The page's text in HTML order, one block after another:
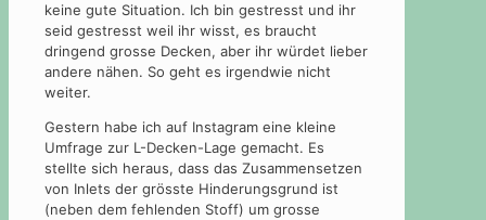
keine gute Situation. Ich bin gestresst und ihr
seid gestresst weil ihr wisst, es braucht
dringend grosse Decken, aber ihr würdet lieber
andere nähen. So geht es irgendwie nicht
weiter.
Gestern habe ich auf Instagram eine kleine
Umfrage zur L-Decken-Lage gemacht. Es
stellte sich heraus, dass das Zusammensetzen
von Inlets der grösste Hinderungsgrund ist
(neben dem fehlenden Stoff) um grosse